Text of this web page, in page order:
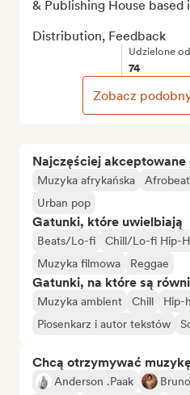
Najczęściej
Muzyka afrykańska
Urban pop
Gatunki, które uwielbiają
Beats/Lo-fi Chill/Lo-fi Hip-
Muzyka filmowa
Reggae
Gatunki, na które są
Muzyka ambient Chill
Hip-
Piosenkarz i autor tekstów
Chcą otrzymywać
Anderson .Paak
& Publishing House based
Distribution, Feedback
Udzielone
74
Zobacz